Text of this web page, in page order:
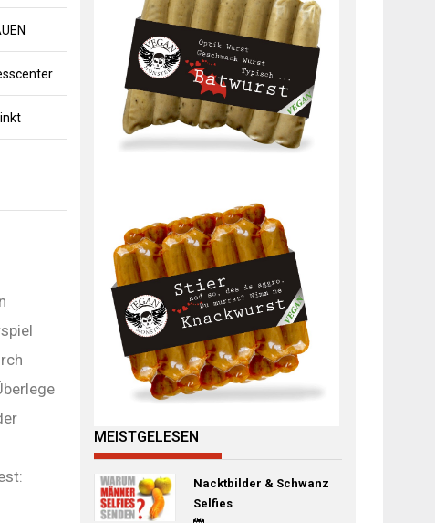
MEISTGELESEN
Nacktbilder & Schwanz
Selfies